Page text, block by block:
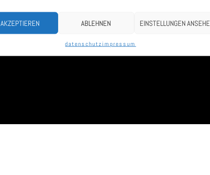
AKZEPTIEREN ABLEHNEN EINSTELLUNGEN
datenschutzimpressum
https://imsinne.shop